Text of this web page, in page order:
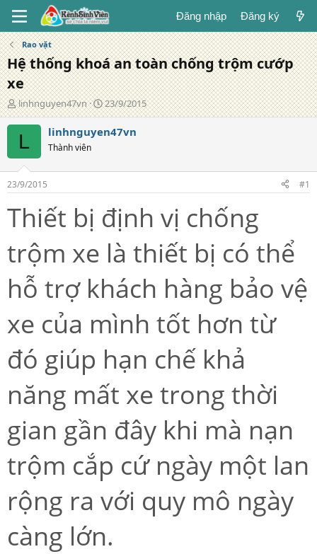
Đăng nhập Đăng ký
Rao vặt
Hệ thống khoá an toàn chống trộm cướp
xe
T
á
c
ả
linhnguyen47vn
N
g
à
g
23/9/2015
L linhnguyen47vn
Thành viên
23/9/2015 #1
Thiết bị định vị chống
trộm xe là thiết bị có thể
hỗ trợ khách hàng bảo vệ
xe của mình tốt hơn từ
đó giúp hạn chế khả
năng mất xe trong thời
gian gần đây khi mà nạn
trộm cắp cứ ngày một lan
rộng ra với quy mô ngày
càng lớn.